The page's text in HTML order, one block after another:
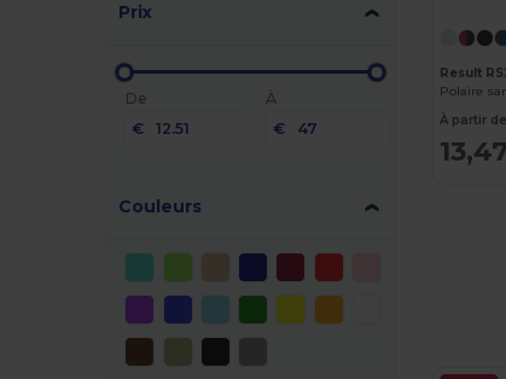
Prix
De
€
À
€
Couleurs
Result
Polaire
À partir